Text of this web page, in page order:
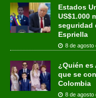
Estados
US$1.000
seguridad
Espriella
8 de agosto
¿Quién es
que se
Colombia
8 de agosto